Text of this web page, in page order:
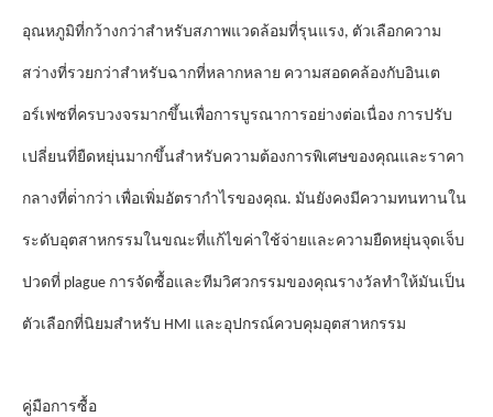
อุณหภูมิที่กว้างกว่าสําหรับสภาพแวดล้อมที่รุนแรง, ตัวเลือกความ
สว่างที่รวยกว่าสําหรับฉากที่หลากหลาย ความสอดคล้องกับอินเต
อร์เฟซที่ครบวงจรมากขึ้นเพื่อการบูรณาการอย่างต่อเนื่อง การปรับ
เปลี่ยนที่ยืดหยุ่นมากขึ้นสําหรับความต้องการพิเศษของคุณและราคา
กลางที่ต่ํากว่า เพื่อเพิ่มอัตรากําไรของคุณ. มันยังคงมีความทนทานใน
ระดับอุตสาหกรรมในขณะที่แก้ไขค่าใช้จ่ายและความยืดหยุ่นจุดเจ็บ
ปวดที่ plague การจัดซื้อและทีมวิศวกรรมของคุณรางวัลทําให้มันเป็น
ตัวเลือกที่นิยมสําหรับ HMI และอุปกรณ์ควบคุมอุตสาหกรรม
คู่มือการซื้อ